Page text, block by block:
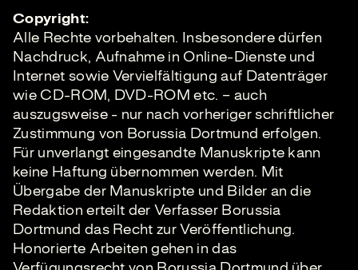
Copyright:
Alle Rechte vorbehalten. Insbesondere dürfen
Nachdruck, Aufnahme in Online-Dienste und
Internet sowie Vervielfältigung auf Datenträger
wie CD-ROM, DVD-ROM etc. – auch
auszugsweise - nur nach vorheriger schriftlicher
Zustimmung von Borussia Dortmund erfolgen.
Für unverlangt eingesandte Manuskripte kann
keine Haftung übernommen werden. Mit
Übergabe der Manuskripte und Bilder an die
Redaktion erteilt der Verfasser Borussia
Dortmund das Recht zur Veröffentlichung.
Honorierte Arbeiten gehen in das